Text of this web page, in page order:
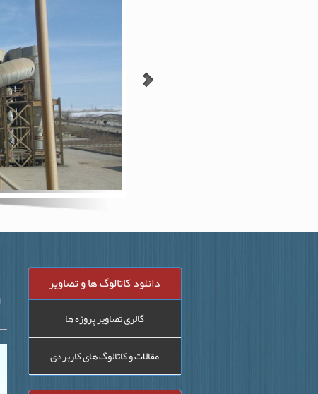
دانلود کاتالوگ ها و تصاویر
گالری تصاویر پروژه ها
مقالات و کاتالوگ های کاربردی